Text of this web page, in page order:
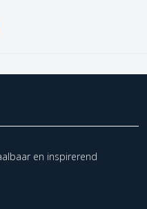
en inspirerend